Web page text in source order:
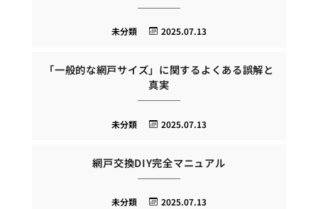
2025.07.13
未分類
「一般的な網戸サイズ」に関するよくある誤解と
真実
2025.07.13
未分類
網戸交換DIY完全マニュアル
2025.07.13
未分類